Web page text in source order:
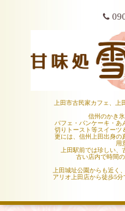
上田市古民家カフェ、上
信州のかき
パフェ・パンケーキ・あ
切りトースト等スイーツ
更には、信州上田出身の
用
上田駅前では珍しい、
古い店内で時間
上田城址公園からも近く
アリオ上田店から徒歩5